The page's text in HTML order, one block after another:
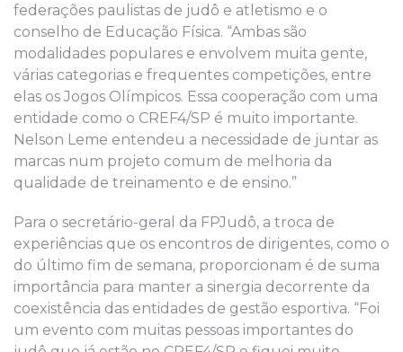
federações paulistas de judô e atletismo e o
conselho de Educação Física. “Ambas são
modalidades populares e envolvem muita gente,
várias categorias e frequentes competições, entre
elas os Jogos Olímpicos. Essa cooperação com uma
entidade como o CREF4/SP é muito importante.
Nelson Leme entendeu a necessidade de juntar as
marcas num projeto comum de melhoria da
qualidade de treinamento e de ensino.”
Para o secretário-geral da FPJudô, a troca de
experiências que os encontros de dirigentes, como o
do último fim de semana, proporcionam é de suma
importância para manter a sinergia decorrente da
coexistência das entidades de gestão esportiva. “Foi
um evento com muitas pessoas importantes do